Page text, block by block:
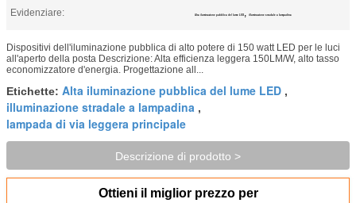
Evidenziare:
Alta iluminazione pubblica del lume LED , illuminazione stradale a lampadina
Dispositivi dell'iluminazione pubblica di alto potere di 150 watt LED per le luci
all'aperto della posta Descrizione: Alta efficienza leggera 150LM/W, alto tasso
economizzatore d'energia. Progettazione all...
Etichette: Alta iluminazione pubblica del lume LED ,
illuminazione stradale a lampadina ,
lampada di via leggera principale
Descrizione di prodotto >
Ottieni il miglior prezzo per